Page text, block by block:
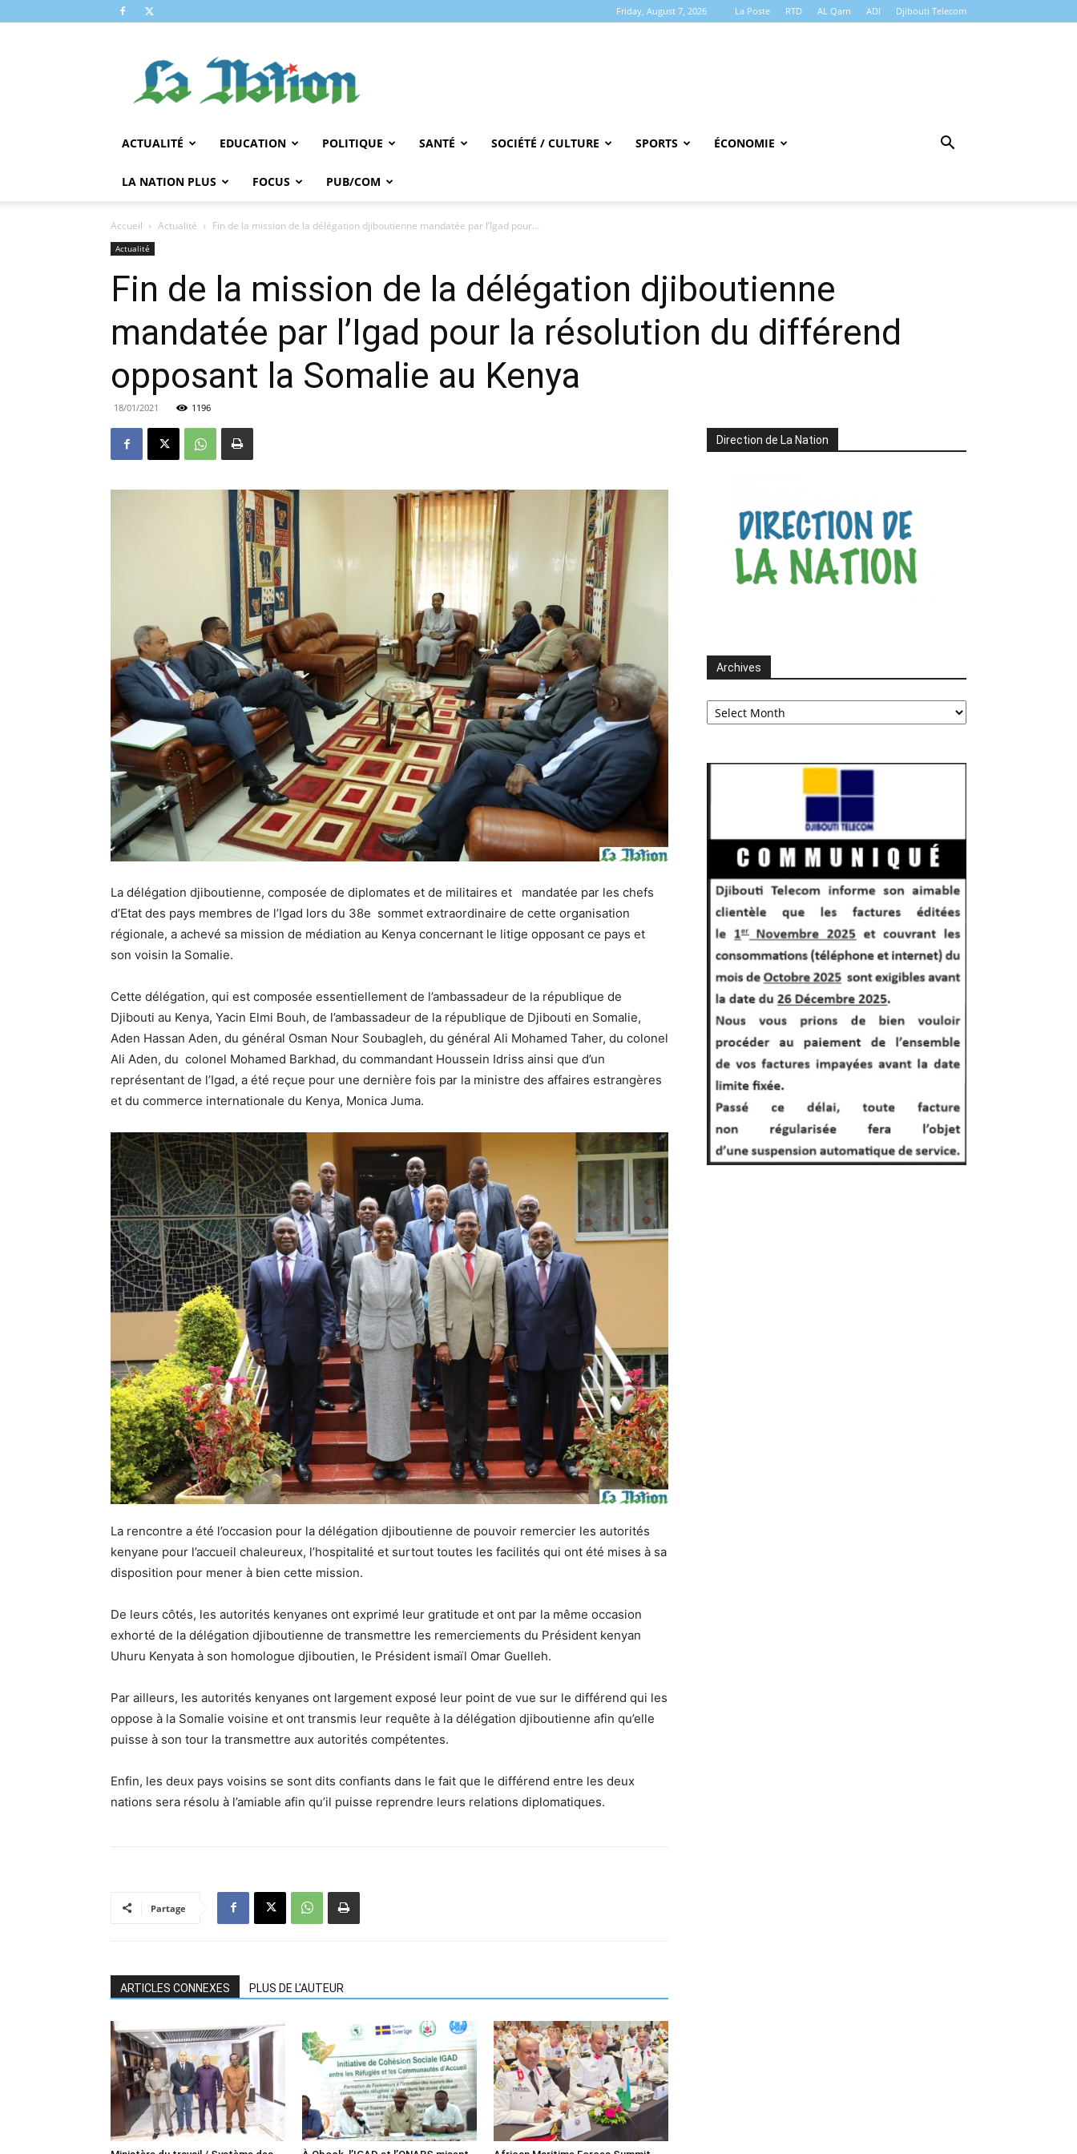
Friday, August 7, 2026 La Poste RTD AL Qarn ADI Djibouti Telecom
NATION
ACTUALITÉ EDUCATION POLITIQUE SANTÉ SOCIÉTÉ / CULTURE SPORTS ÉCONOMIE
LA NATION PLUS FOCUS PUB/COM
Accueil Actualité Fin de la mission de la délégation djiboutienne mandatée par l’Igad pour...
Actualité
Fin de la mission de la délégation djiboutienne
mandatée par l’Igad pour la résolution du différend
opposant la Somalie au Kenya
18/01/2021 1196
La délégation djiboutienne, composée de diplomates et de militaires et mandatée par les chefs
d’Etat des pays membres de l’Igad lors du 38e sommet extraordinaire de cette organisation
régionale, a achevé sa mission de médiation au Kenya concernant le litige opposant ce pays et
son voisin la Somalie.
Cette délégation, qui est composée essentiellement de l’ambassadeur de la république de
Djibouti au Kenya, Yacin Elmi Bouh, de l’ambassadeur de la république de Djibouti en Somalie,
Aden Hassan Aden, du général Osman Nour Soubagleh, du général Ali Mohamed Taher, du colonel
Ali Aden, du colonel Mohamed Barkhad, du commandant Houssein Idriss ainsi que d’un
représentant de l’Igad, a été reçue pour une dernière fois par la ministre des affaires estrangères
et du commerce internationale du Kenya, Monica Juma.
La rencontre a été l’occasion pour la délégation djiboutienne de pouvoir remercier les autorités
kenyane pour l’accueil chaleureux, l’hospitalité et surtout toutes les facilités qui ont été mises à sa
disposition pour mener à bien cette mission.
De leurs côtés, les autorités kenyanes ont exprimé leur gratitude et ont par la même occasion
exhorté de la délégation djiboutienne de transmettre les remerciements du Président kenyan
Uhuru Kenyata à son homologue djiboutien, le Président ismaïl Omar Guelleh.
Par ailleurs, les autorités kenyanes ont largement exposé leur point de vue sur le différend qui les
oppose à la Somalie voisine et ont transmis leur requête à la délégation djiboutienne afin qu’elle
puisse à son tour la transmettre aux autorités compétentes.
Enfin, les deux pays voisins se sont dits confiants dans le fait que le différend entre les deux
nations sera résolu à l’amiable afin qu’il puisse reprendre leurs relations diplomatiques.
Partage
ARTICLES CONNEXES PLUS DE L'AUTEUR
Direction de La Nation
Archives
Archives